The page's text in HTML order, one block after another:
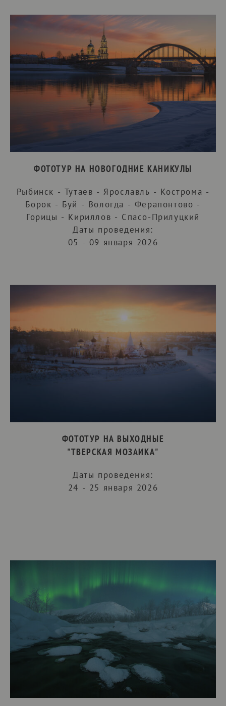
ФОТОТУР НА НОВОГОДНИЕ КАНИКУЛЫ
Рыбинск - Тутаев - Ярославль - Кострома -
Борок - Буй - Вологда - Ферапонтово -
Горицы - Кириллов - Спасо-Прилуцкий
Даты проведения:
05 - 09 января 2026
ФОТОТУР НА ВЫХОДНЫЕ
"ТВЕРСКАЯ МОЗАИКА"
Даты проведения:
24 - 25 января 2026